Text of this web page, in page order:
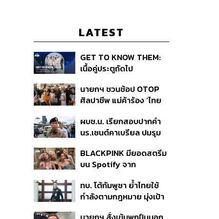
LATEST
GET TO KNOW THEM:
เนื้อคู่ประตูถัดไป
นายกฯ ชวนช้อป OTOP
ศิลปาชีพ แม่ค้าร้อง ‘ไทย
ถามมีต่อไหม นายกฯ ตอบ
‘เดี๋ยวจะพยายาม’
ผบช.น. เรียกสอบปากคำ
นร.เซนต์คาเบรียล ปมรุม
ดำเนินคดีแล้ว
BLACKPINK มียอดสตรีม
บน Spotify จาก
ครั้ง ตลอด 10 ปีที่ผ่านมา
ทบ. โต้กัมพูชา ย้ำไทยใช้
กำลังตามกฎหมาย มุ่งเป้า